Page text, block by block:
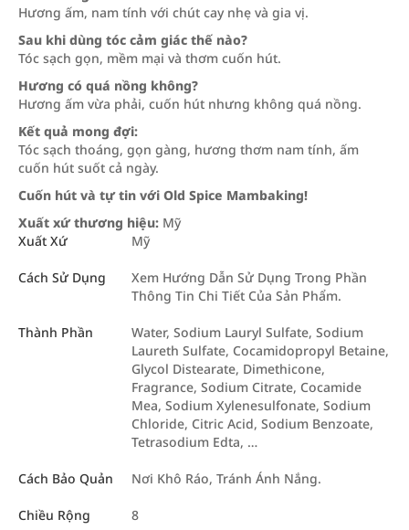
Hương ấm, nam tính với chút cay nhẹ và gia vị.
Sau khi dùng tóc cảm giác thế nào?
Tóc sạch gọn, mềm mại và thơm cuốn hút.
Hương có quá nồng không?
Hương ấm vừa phải, cuốn hút nhưng không quá nồng.
Kết quả mong đợi:
Tóc sạch thoáng, gọn gàng, hương thơm nam tính, ấm
cuốn hút suốt cả ngày.
Cuốn hút và tự tin với Old Spice Mambaking!
Xuất xứ thương hiệu: Mỹ
Xuất Xứ
Mỹ
Cách Sử Dụng
Xem Hướng Dẫn Sử Dụng Trong Phần
Thông Tin Chi Tiết Của Sản Phẩm.
Thành Phần
Water, Sodium Lauryl Sulfate, Sodium
Laureth Sulfate, Cocamidopropyl Betaine,
Glycol Distearate, Dimethicone,
Fragrance, Sodium Citrate, Cocamide
Mea, Sodium Xylenesulfonate, Sodium
Chloride, Citric Acid, Sodium Benzoate,
Tetrasodium Edta, …
Cách Bảo Quản Nơi Khô Ráo, Tránh Ánh Nắng.
Chiều Rộng 8